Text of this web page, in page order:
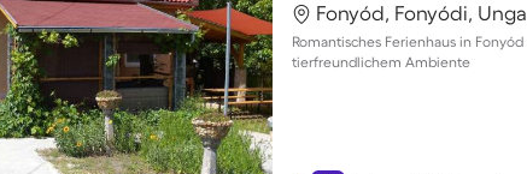
Fonyód, Fonyódi,
Romantisches Ferienhaus in
tierfreundlichem Ambiente